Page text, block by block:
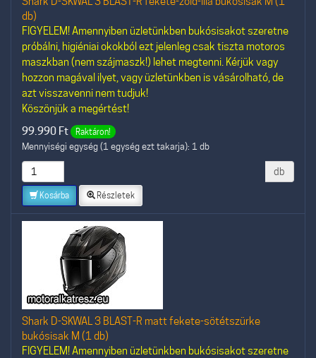
db)
FIGYELEM! Amennyiben üzletünkben bukósisakot szeretne
próbálni, higiéniai okokból ezt jelenleg csak tiszta motoros
maszkban (nem szájmaszk!) lehet megtenni. Kérjük vagy
hozzon magával ilyet, vagy üzletünkben is vásárolható, de
azt visszavenni nem tudjuk!
Köszönjük a megértést!
99.990 Ft Raktáron!
Mennyiségi egység (1 egység ezt takarja): 1 db
db
Kosárba Részletek
Shark D-SKWAL 3 BLAST-R matt fekete-sötétszürke
bukósisak M (1 db)
FIGYELEM! Amennyiben üzletünkben bukósisakot szeretne